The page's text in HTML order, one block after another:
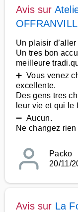
Avis sur
Un plaisir
Un tres bon
meilleure
➕ Vous venez
excellente.
Des gens tres
leur vie et qui le
➖ Aucun.
Ne changez rien
Packo
20/11/
Avis sur La